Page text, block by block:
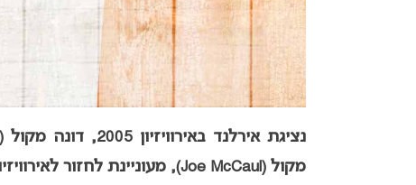
מקול (Joe McCaul), מעוניינת לחזור לאירוויזיון, והפעם בלעדיו!